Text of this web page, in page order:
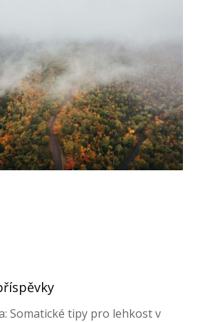
Somatické tipy pro lehkost v